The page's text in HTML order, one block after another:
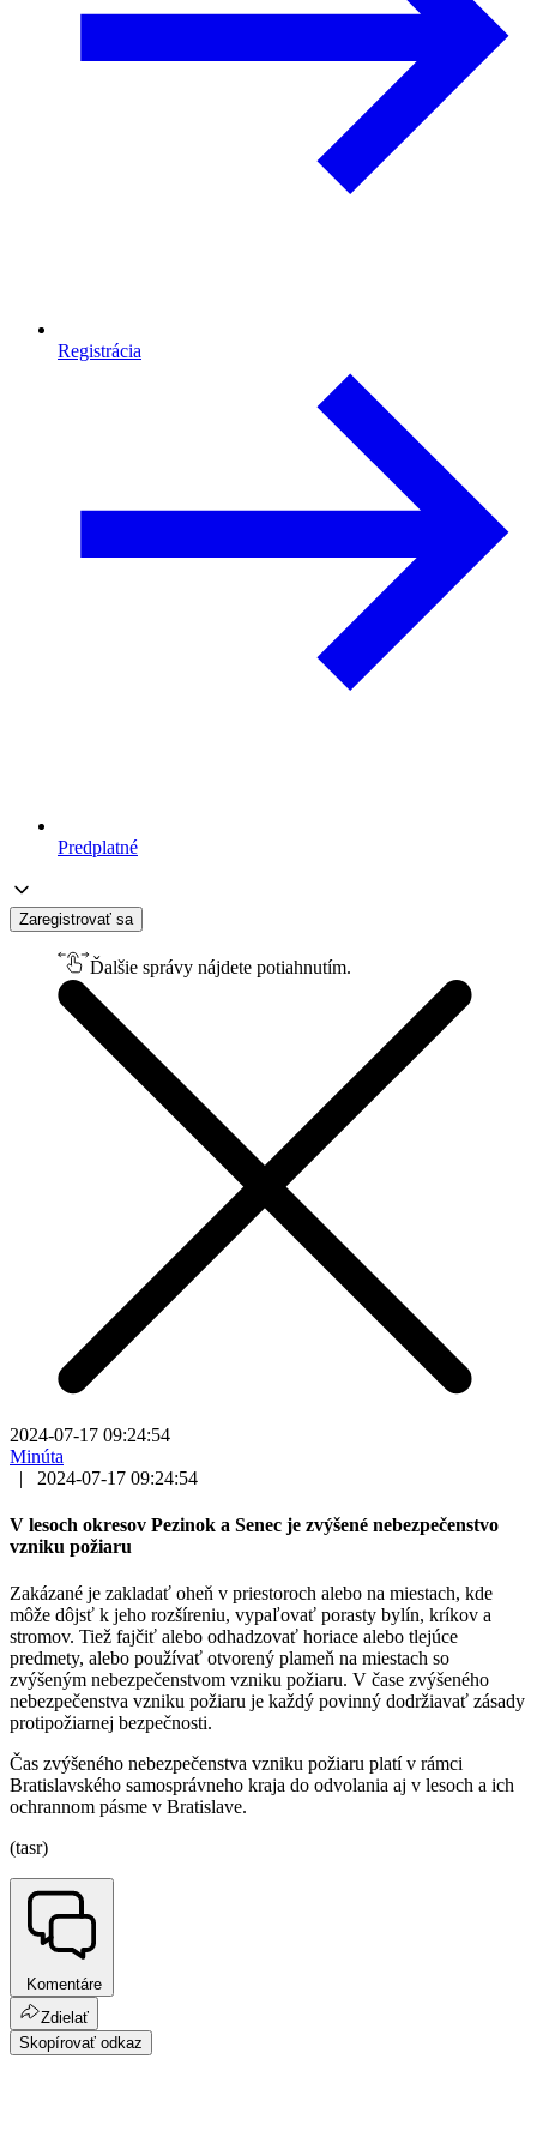
Registrácia
Predplatné
Zaregistrovať sa
Ďalšie správy nájdete potiahnutím.
2024-07-17 09:24:54
Minúta
|
2024-07-17 09:24:54
V lesoch okresov Pezinok a Senec je zvýšené nebezpečenstvo
vzniku požiaru
Zakázané je zakladať oheň v priestoroch alebo na miestach, kde
môže dôjsť k jeho rozšíreniu, vypaľovať porasty bylín, kríkov a
stromov. Tiež fajčiť alebo odhadzovať horiace alebo tlejúce
predmety, alebo používať otvorený plameň na miestach so
zvýšeným nebezpečenstvom vzniku požiaru. V čase zvýšeného
nebezpečenstva vzniku požiaru je každý povinný dodržiavať zásady
protipožiarnej bezpečnosti.
Čas zvýšeného nebezpečenstva vzniku požiaru platí v rámci
Bratislavského samosprávneho kraja do odvolania aj v lesoch a ich
ochrannom pásme v Bratislave.
(tasr)
Komentáre
Zdielať
Skopírovať odkaz